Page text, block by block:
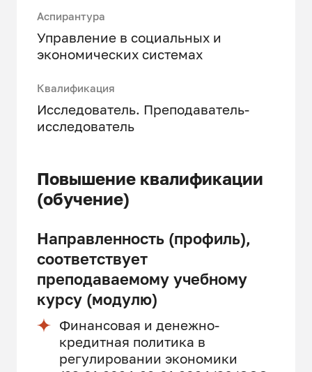
Аспирантура
Управление в социальных и
экономических системах
Квалификация
Исследователь. Преподаватель-
исследователь
Повышение квалификации
(обучение)
Направленность (профиль),
соответствует
преподаваемому учебному
курсу (модулю)
Финансовая и денежно-
кредитная политика в
регулировании экономики